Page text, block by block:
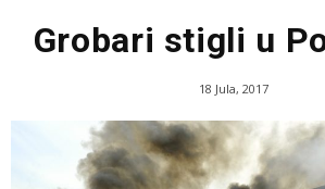
Grobari stigli u
18 Jula, 2017